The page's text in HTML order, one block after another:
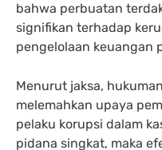
bahwa perbuatan
signifikan terhadap
pengelolaan keuangan
Menurut jaksa,
melemahkan upaya
pelaku korupsi dalam
pidana singkat, maka